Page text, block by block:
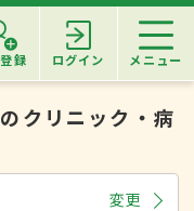
録 ログイン メニュー
のクリニック・病
変更